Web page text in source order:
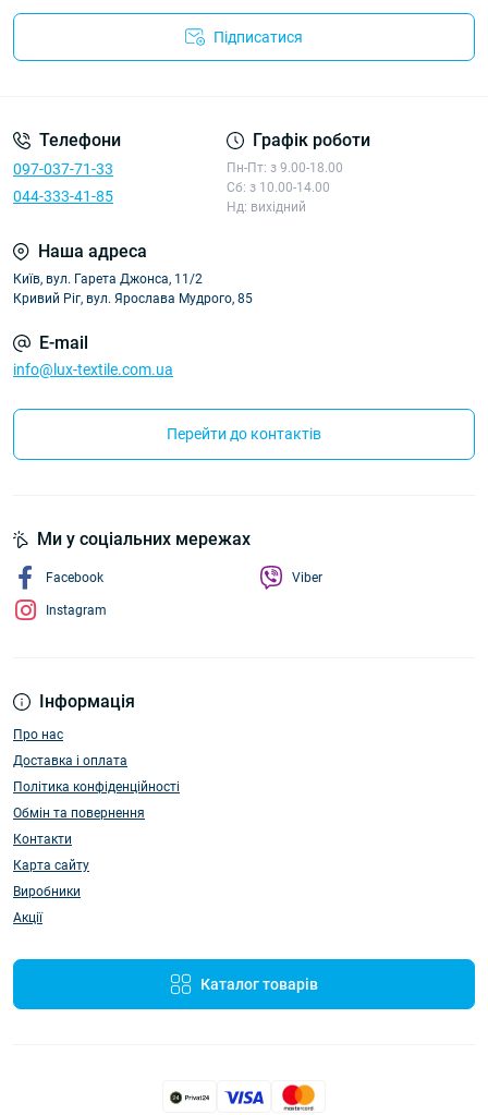
Підписатися
Телефони
097-037-71-33
044-333-41-85
Графік роботи
Пн-Пт: з 9.00-18.00
Сб: з 10.00-14.00
Нд: вихідний
Наша адреса
Київ, вул. Гарета Джонса, 11/2
Кривий Ріг, вул. Ярослава Мудрого, 85
E-mail
info@lux-textile.com.ua
Перейти до контактів
Інформація
Про нас
Доставка і оплата
Політика конфіденційності
Обмін та повернення
Контакти
Карта сайту
Виробники
Акції
Каталог товарів
Ми у соціальних мережах
Facebook
Instagram
Viber